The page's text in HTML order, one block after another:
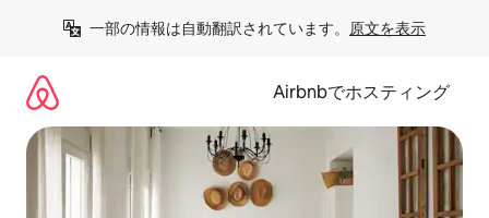
一部の情報は自動翻訳されています。 原文を表示
Airbnbでホスティング